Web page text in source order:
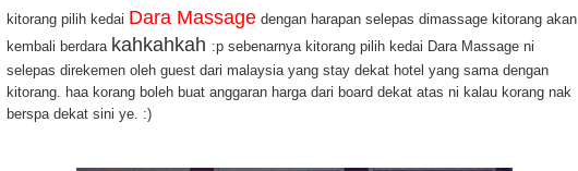
kitorang pilih kedai Dara Massage dengan harapan selepas dimassage kitorang akan
kembali berdara kahkahkah :p sebenarnya kitorang pilih kedai Dara Massage ni
selepas direkemen oleh guest dari malaysia yang stay dekat hotel yang sama dengan
kitorang. haa korang boleh buat anggaran harga dari board dekat atas ni kalau korang nak
berspa dekat sini ye. :)